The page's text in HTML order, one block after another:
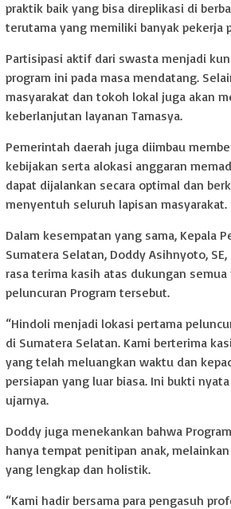
praktik baik yang bisa direplikasi di
terutama yang memiliki banyak pekerja
Partisipasi aktif dari swasta menjadi
program ini pada masa mendatang.
masyarakat dan tokoh lokal juga akan
keberlanjutan layanan Tamasya.
Pemerintah daerah juga diimbau
kebijakan serta alokasi anggaran
dapat dijalankan secara optimal dan
menyentuh seluruh lapisan masyarakat.
Dalam kesempatan yang sama, Kepala
Sumatera Selatan, Doddy Asihnyoto, SE,
rasa terima kasih atas dukungan
peluncuran Program tersebut.
“Hindoli menjadi lokasi pertama
di Sumatera Selatan. Kami berterima
yang telah meluangkan waktu dan
persiapan yang luar biasa. Ini bukti
ujarnya.
Doddy juga menekankan bahwa Program
hanya tempat penitipan anak,
yang lengkap dan holistik.
“Kami hadir bersama para pengasuh